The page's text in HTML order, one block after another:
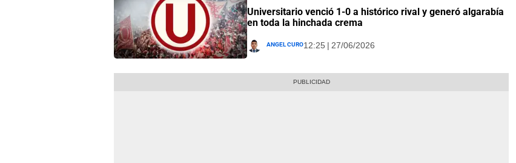
Universitario venció 1-0 a histórico rival y generó algarabía
en toda la hinchada crema
Angel Curo12:25 | 27/06/2026